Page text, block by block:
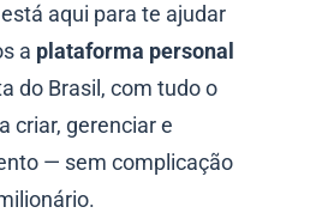
está aqui para te ajudar
a plataforma personal
do Brasil, com tudo o
criar, gerenciar e
— sem complicação